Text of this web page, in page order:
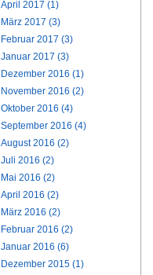
April 2017 (1)
März 2017 (3)
Februar 2017 (3)
Januar 2017 (3)
Dezember 2016 (1)
November 2016 (2)
Oktober 2016 (4)
September 2016 (4)
August 2016 (2)
Juli 2016 (2)
Mai 2016 (2)
April 2016 (2)
März 2016 (2)
Februar 2016 (2)
Januar 2016 (6)
Dezember 2015 (1)